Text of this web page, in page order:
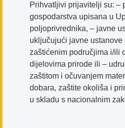
Prihvatljivi prijavitelji su: –
gospodarstva upisana u
poljoprivrednika, – javne
uključujući javne
zaštićenim područjima i/ili
dijelovima prirode ili –
zaštitom i očuvanjem
dobara, zaštite okoliša i
u skladu s nacionalnim